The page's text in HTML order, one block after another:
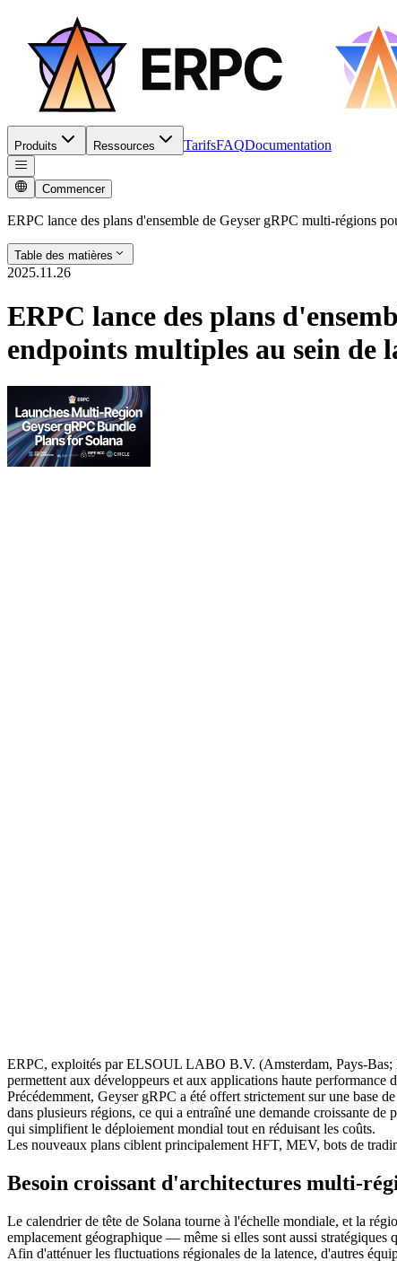
Produits Ressources TarifsFAQDocumentation
Commencer
ERPC lance des plans d'ensemble de Geyser gRPC multi-régions
Table des matières
2025.11.26
ERPC lance des plans
endpoints multiples au sein de
ERPC, exploités par ELSOUL LABO B.V. (Amsterdam, Pays-Bas;
permettent aux développeurs et aux applications haute
Précédemment, Geyser gRPC a été offert strictement sur une base
dans plusieurs régions, ce qui a entraîné une demande croissante
qui simplifient le déploiement mondial tout en réduisant les coûts.
Les nouveaux plans ciblent principalement HFT, MEV, bots de
Besoin croissant d'architectures multi-
Le calendrier de tête de Solana tourne à l'échelle mondiale, et la
emplacement géographique — même si elles sont aussi stratégiques
Afin d'atténuer les fluctuations régionales de la latence, d'autres